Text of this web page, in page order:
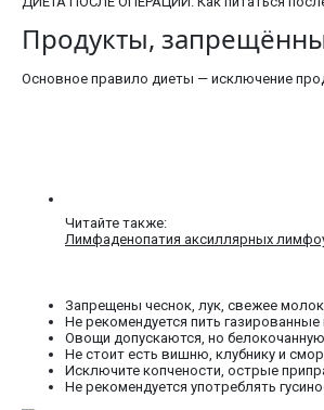
Продукты,
Основное правило диеты — исключение
Читайте также:
Лимфаденопатия аксиллярных
Запрещены чеснок, лук, свежее
Не рекомендуется пить
Овощи допускаются, но
Не стоит есть вишню, клубнику и
Исключите копчености, острые
Не рекомендуется употреблять